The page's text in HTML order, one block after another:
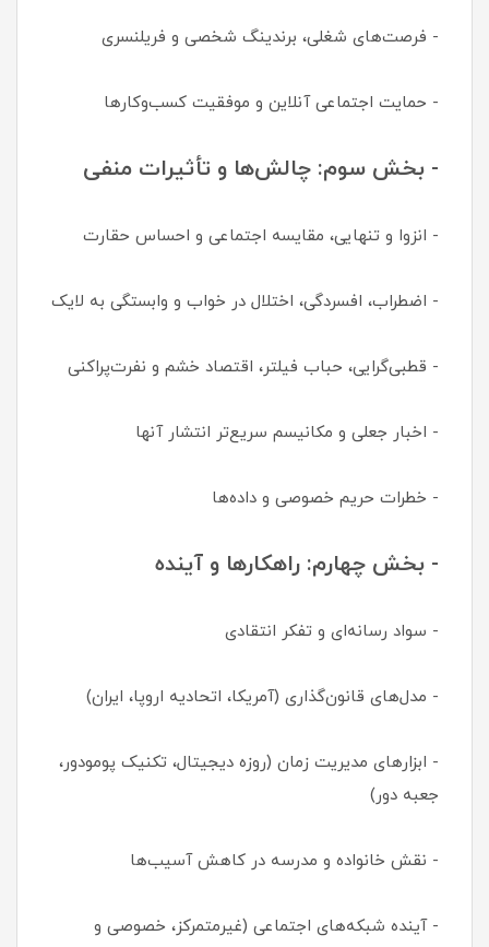
- فرصت‌های شغلی، برندینگ شخصی و فریلنسری
- حمایت اجتماعی آنلاین و موفقیت کسب‌وکارها
- بخش سوم: چالش‌ها و تأثیرات منفی
- انزوا و تنهایی، مقایسه اجتماعی و احساس حقارت
- اضطراب، افسردگی، اختلال در خواب و وابستگی به لایک
- قطبی‌گرایی، حباب فیلتر، اقتصاد خشم و نفرت‌پراکنی
- اخبار جعلی و مکانیسم سریع‌تر انتشار آنها
- خطرات حریم خصوصی و داده‌ها
- بخش چهارم: راهکارها و آینده
- سواد رسانه‌ای و تفکر انتقادی
- مدل‌های قانون‌گذاری (آمریکا، اتحادیه اروپا، ایران)
- ابزارهای مدیریت زمان (روزه دیجیتال، تکنیک پومودور،
جعبه دور)
- نقش خانواده و مدرسه در کاهش آسیب‌ها
- آینده شبکه‌های اجتماعی (غیرمتمرکز، خصوصی و